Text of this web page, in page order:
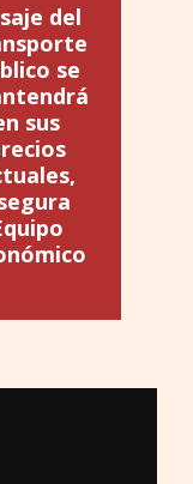
del
se
sus